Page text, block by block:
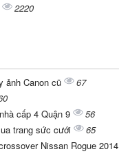
2220
ảnh Canon cũ
67
cấp 4 Quận 9
56
trang sức cưới
65
Nissan Rogue 2014